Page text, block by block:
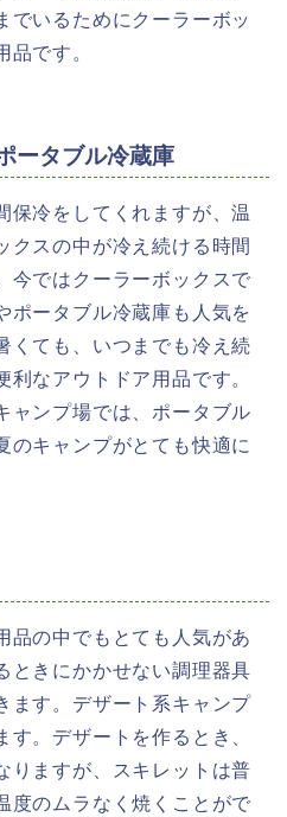
でいるためにクーラーボッ
品です。
ータブル冷蔵庫
保冷をしてくれますが、温
クスの中が冷え続ける時間
今ではクーラーボックスで
ポータブル冷蔵庫も人気を
くても、いつまでも冷え続
なアウトドア用品です。
ャンプ場では、ポータブル
のキャンプがとても快適に
品の中でもとても人気があ
ときにかかせない調理器具
ます。デザート系キャンプ
。デザートを作るとき、
りますが、スキレットは普
度のムラなく焼くことがで